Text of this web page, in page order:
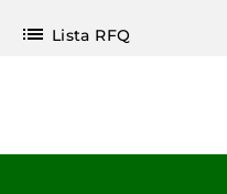
list Lista RFQ